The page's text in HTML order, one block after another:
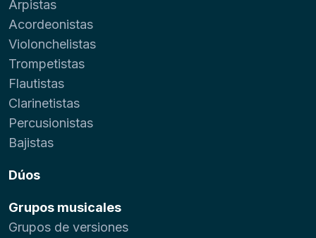
Arpistas
Acordeonistas
Violonchelistas
Trompetistas
Flautistas
Clarinetistas
Percusionistas
Bajistas
Dúos
Grupos musicales
Grupos de versiones